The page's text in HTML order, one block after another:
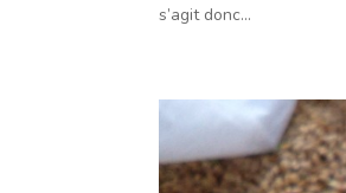
s’agit donc...